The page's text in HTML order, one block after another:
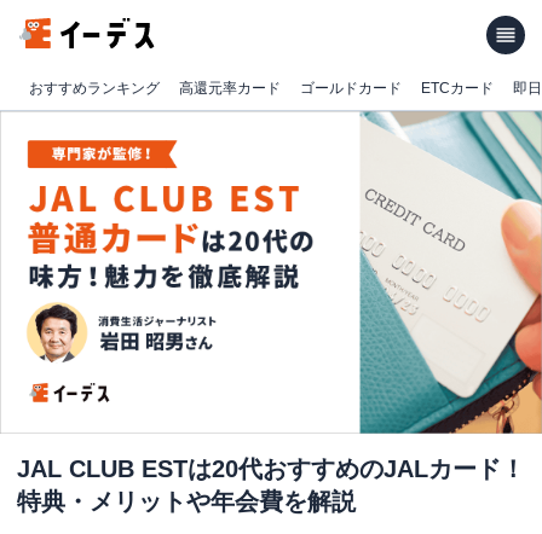
おすすめランキング 高還元率カード ゴールドカード ETCカード 即
JAL CLUB ESTは20代おすすめのJALカード！
特典・メリットや年会費を解説